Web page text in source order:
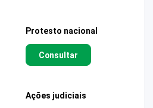
Protesto nacional
Consultar
Ações judiciais